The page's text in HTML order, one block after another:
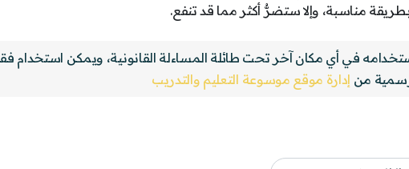
مناسبة، وإلا ستضرُّ أكثر مما قد تنفع.
في أي مكان آخر تحت طائلة المساءلة القانونية، ويمكن استخدام
رسمية من إدارة موقع موسوعة التعليم والتدريب